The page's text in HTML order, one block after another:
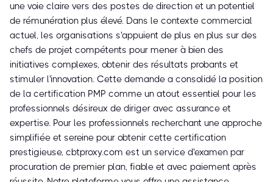
une voie claire vers des postes de direction et un potentiel
de rémunération plus élevé. Dans le contexte commercial
actuel, les organisations s'appuient de plus en plus sur des
chefs de projet compétents pour mener à bien des
initiatives complexes, obtenir des résultats probants et
stimuler l'innovation. Cette demande a consolidé la position
de la certification PMP comme un atout essentiel pour les
professionnels désireux de diriger avec assurance et
expertise. Pour les professionnels recherchant une approche
simplifiée et sereine pour obtenir cette certification
prestigieuse, cbtproxy.com est un service d'examen par
procuration de premier plan, fiable et avec paiement après